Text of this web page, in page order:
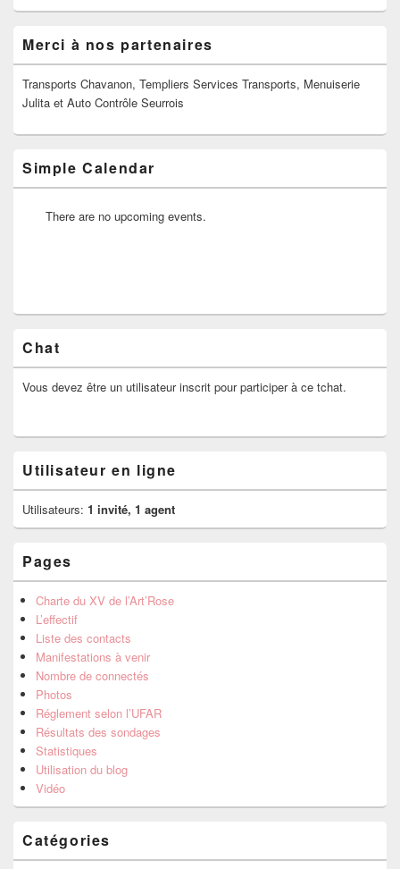
principale
de
widget
pour
barre
Merci à nos partenaires
Transports Chavanon, Templiers Services Transports, Menuiserie
Julita et Auto Contrôle Seurrois
Simple Calendar
There are no upcoming events.
Chat
Vous devez être un utilisateur inscrit pour participer à ce tchat.
Utilisateur en ligne
Utilisateurs: 1 invité, 1 agent
Pages
Charte du XV de l’Art’Rose
L’effectif
Liste des contacts
Manifestations à venir
Nombre de connectés
Photos
Réglement selon l’UFAR
Résultats des sondages
Statistiques
Utilisation du blog
Vidéo
Catégories